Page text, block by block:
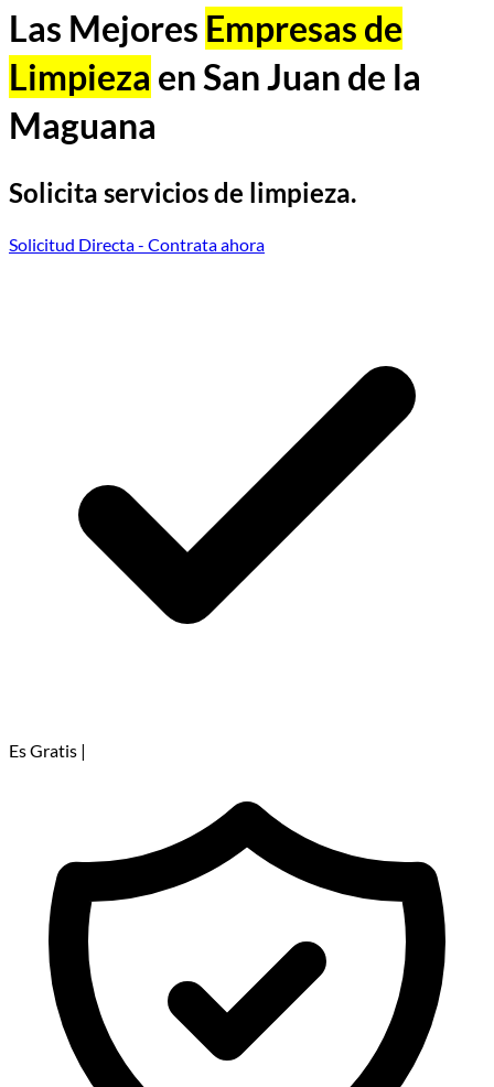
Las Mejores Empresas de
Limpieza en San Juan de la
Maguana
Solicita servicios de limpieza.
Solicitud Directa- Contrata ahora
Es Gratis |